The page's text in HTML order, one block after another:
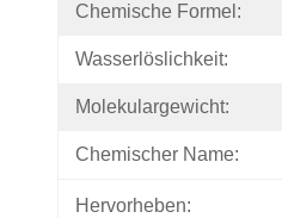
Chemische Formel:
Wasserlöslichkeit:
Molekulargewicht:
Chemischer Name:
Hervorheben: